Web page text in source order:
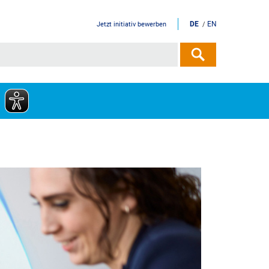
Jetzt initiativ bewerben DE / EN